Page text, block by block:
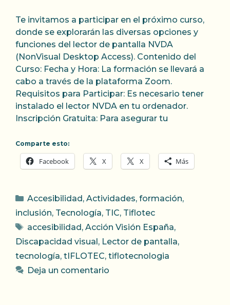
Te invitamos a participar en el próximo curso,
donde se explorarán las diversas opciones y
funciones del lector de pantalla NVDA
(NonVisual Desktop Access). Contenido del
Curso: Fecha y Hora: La formación se llevará a
cabo a través de la plataforma Zoom.
Requisitos para Participar: Es necesario tener
instalado el lector NVDA en tu ordenador.
Inscripción Gratuita: Para asegurar tu
Comparte esto:
Facebook X X Más
Categorías
Accesibilidad , Actividades, formación,
inclusión, Tecnología, TIC, Tiflotec
Etiquetas
accesibilidad , Acción Visión España,
Discapacidad visual , Lector de pantalla,
tecnología, tIFLOTEC, tiflotecnologia
Deja un comentario